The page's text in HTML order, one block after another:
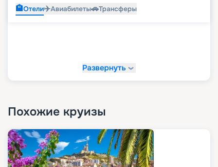
🏨Отели✈️Авиабилеты🚗Трансферы
Развернуть
Похожие круизы